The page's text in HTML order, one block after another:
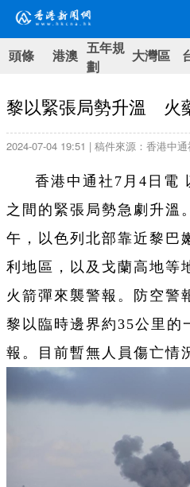
頭條 港澳 五年規
劃
大灣區
黎以緊張局勢升溫 火
2024-07-04 19:51 | 稿件來源：香港中通
香港中通社7月4日電
之間的緊張局勢急劇升溫
午，以色列北部靠近黎巴
利地區，以及戈蘭高地等
火箭彈來襲警報。防空警
黎以臨時邊界約35公里的
報。目前暫無人員傷亡情